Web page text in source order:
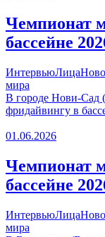
Чемпионат
бассейне
ИнтервьюЛица
мира
В городе Нови-Сад
фридайвингу в
01.06.2026
Чемпионат
бассейне
ИнтервьюЛица
мира